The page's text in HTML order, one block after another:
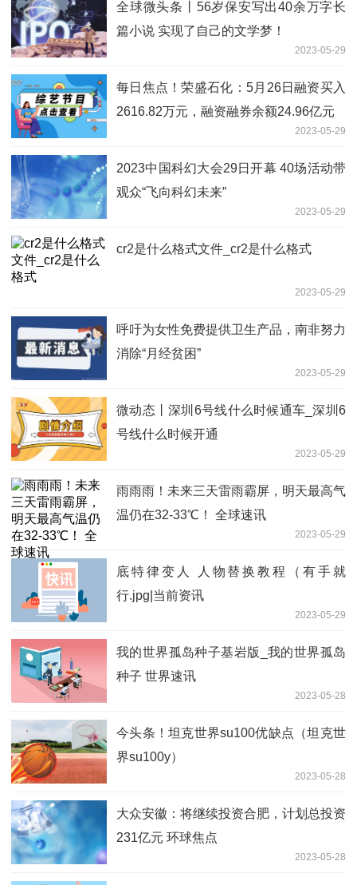
全球微头条丨56岁保安写出40余万字长
篇小说 实现了自己的文学梦！
2023-05-29
每日焦点！荣盛石化：5月26日融资买入
2616.82万元，融资融券余额24.96亿元
2023-05-29
2023中国科幻大会29日开幕 40场活动带
观众“飞向科幻未来”
2023-05-29
cr2是什么格式文件_cr2是什么格式
2023-05-29
呼吁为女性免费提供卫生产品，南非努力
消除“月经贫困”
2023-05-29
微动态丨深圳6号线什么时候通车_深圳6
号线什么时候开通
2023-05-29
雨雨雨！未来三天雷雨霸屏，明天最高气
温仍在32-33℃！ 全球速讯
2023-05-29
底特律变人 人物替换教程（有手就
行.jpg|当前资讯
2023-05-29
我的世界孤岛种子基岩版_我的世界孤岛
种子 世界速讯
2023-05-28
今头条！坦克世界su100优缺点（坦克世
界su100y）
2023-05-28
大众安徽：将继续投资合肥，计划总投资
231亿元 环球焦点
2023-05-28